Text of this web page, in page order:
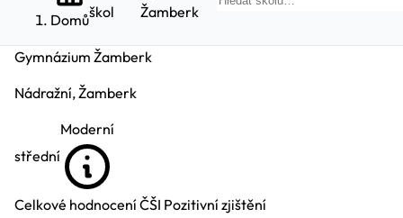
Domůškol
Žamberk
Gymnázium Žamberk
Nádražní, Žamberk
střední
Moderní
Celkové hodnocení ČŠI Pozitivní zjištění